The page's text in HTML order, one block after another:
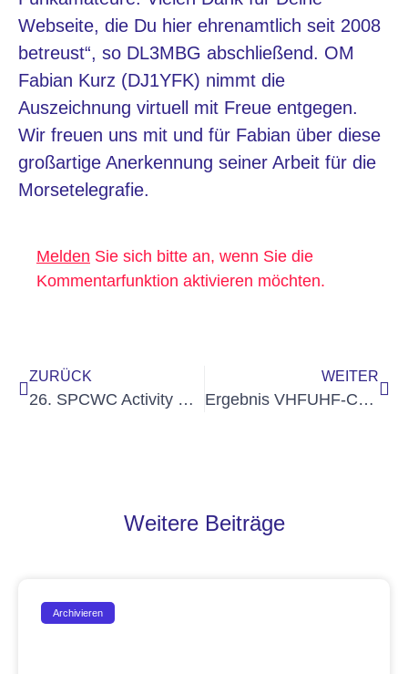
Webseite, die Du hier ehrenamtlich seit 2008
betreust“, so DL3MBG abschließend. OM
Fabian Kurz (DJ1YFK) nimmt die
Auszeichnung virtuell mit Freue entgegen.
Wir freuen uns mit und für Fabian über diese
großartige Anerkennung seiner Arbeit für die
Morsetelegrafie.
Melden Sie sich bitte an, wenn Sie die
Kommentarfunktion aktivieren möchten.
ZURÜCK
26. SPCWC Activity Days
WEITER
Ergebnis VHFUHF-Contest Juni veröffentlicht
Weitere Beiträge
Archivieren